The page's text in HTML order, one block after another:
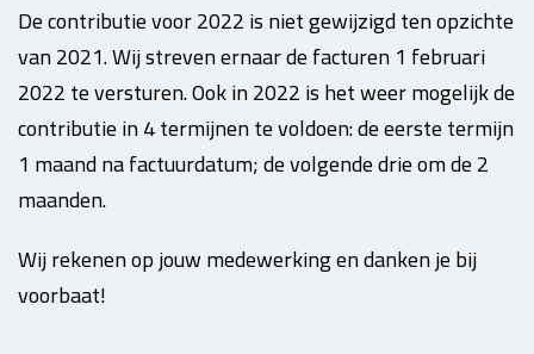
De contributie voor 2022 is niet gewijzigd ten opzichte
van 2021. Wij streven ernaar de facturen 1 februari
2022 te versturen. Ook in 2022 is het weer mogelijk de
contributie in 4 termijnen te voldoen: de eerste termijn
1 maand na factuurdatum; de volgende drie om de 2
maanden.
Wij rekenen op jouw medewerking en danken je bij
voorbaat!